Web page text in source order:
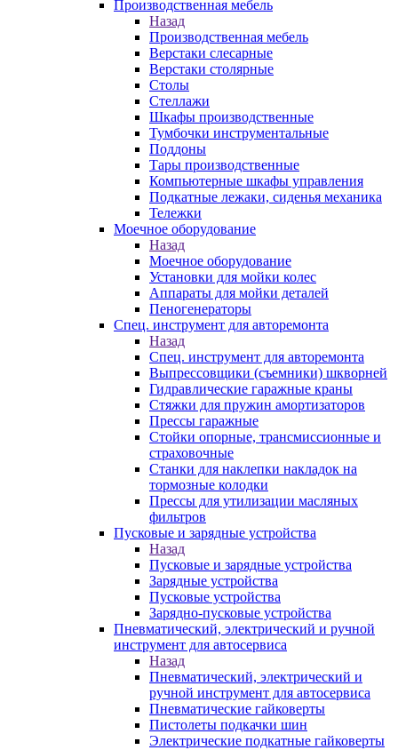
Производственная мебель
Назад
Производственная мебель
Верстаки слесарные
Верстаки столярные
Столы
Стеллажи
Шкафы производственные
Тумбочки инструментальные
Поддоны
Тары производственные
Компьютерные шкафы управления
Подкатные лежаки, сиденья механика
Тележки
Моечное оборудование
Назад
Моечное оборудование
Установки для мойки колес
Аппараты для мойки деталей
Пеногенераторы
Спец. инструмент для авторемонта
Назад
Спец. инструмент для авторемонта
Выпрессовщики (съемники) шкворней
Гидравлические гаражные краны
Стяжки для пружин амортизаторов
Прессы гаражные
Стойки опорные, трансмиссионные и
страховочные
Станки для наклепки накладок на
тормозные колодки
Прессы для утилизации масляных
фильтров
Пусковые и зарядные устройства
Назад
Пусковые и зарядные устройства
Зарядные устройства
Пусковые устройства
Зарядно-пусковые устройства
Пневматический, электрический и ручной
инструмент для автосервиса
Назад
Пневматический, электрический и
ручной инструмент для автосервиса
Пневматические гайковерты
Пистолеты подкачки шин
Электрические подкатные гайковерты